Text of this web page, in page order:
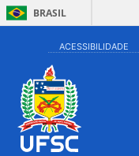
BRASIL
ACESSIBILIDADE